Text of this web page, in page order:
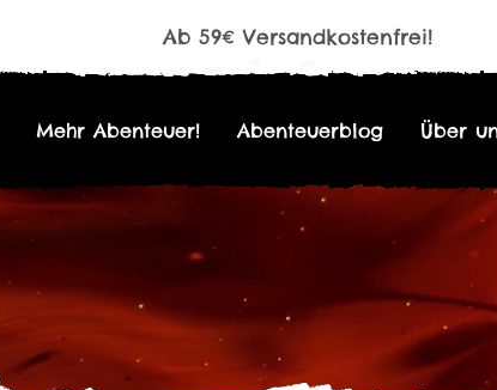
Ab 59€ Versandkostenfrei!
Mehr Abenteuer! Abenteuerblog Über